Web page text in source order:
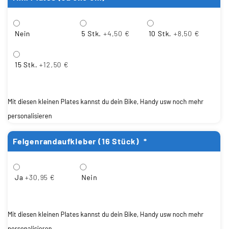
Nein 5 Stk. +4,50 € 10 Stk. +8,50 €
15 Stk. +12,50 €
Mit diesen kleinen Plates kannst du dein Bike, Handy usw noch mehr
personalisieren
Felgenrandaufkleber (16 Stück) *
Ja +30,95 € Nein
Mit diesen kleinen Plates kannst du dein Bike, Handy usw noch mehr